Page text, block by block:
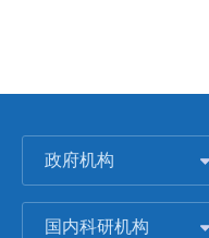
政府机构
国内科研机构